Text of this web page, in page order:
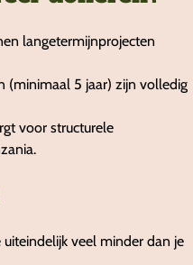
langetermijnprojecten
(minimaal 5 jaar) zijn volledig
voor structurele
veel minder dan je